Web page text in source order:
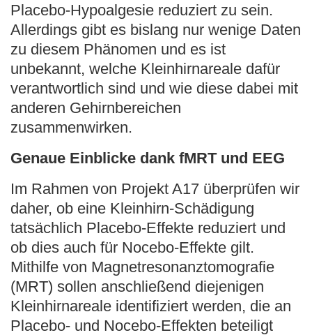
Placebo-Hypoalgesie reduziert zu sein.
Allerdings gibt es bislang nur wenige Daten
zu diesem Phänomen und es ist
unbekannt, welche Kleinhirnareale dafür
verantwortlich sind und wie diese dabei mit
anderen Gehirnbereichen
zusammenwirken.
Genaue Einblicke dank fMRT und EEG
Im Rahmen von Projekt A17 überprüfen wir
daher, ob eine Kleinhirn-Schädigung
tatsächlich Placebo-Effekte reduziert und
ob dies auch für Nocebo-Effekte gilt.
Mithilfe von Magnetresonanztomografie
(MRT) sollen anschließend diejenigen
Kleinhirnareale identifiziert werden, die an
Placebo- und Nocebo-Effekten beteiligt